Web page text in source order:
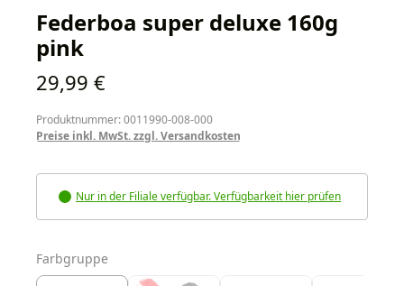
Federboa super deluxe 160g
pink
Regulärer Preis:
29,99 €
Produktnummer: 0011990-008-000
Preise inkl. MwSt. zzgl. Versandkosten
Nur in der Filiale verfügbar. Verfügbarkeit hier prüfen
Farbgruppe